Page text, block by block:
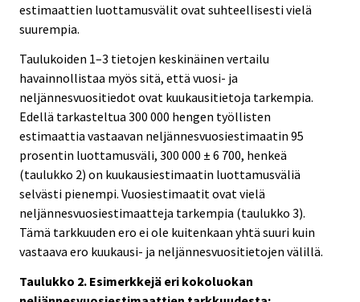
estimaattien luottamusvälit ovat suhteellisesti vielä
suurempia.
Taulukoiden 1–3 tietojen keskinäinen vertailu
havainnollistaa myös sitä, että vuosi- ja
neljännesvuositiedot ovat kuukausitietoja tarkempia.
Edellä tarkasteltua 300 000 hengen työllisten
estimaattia vastaavan neljännesvuosiestimaatin 95
prosentin luottamusväli, 300 000 ± 6 700, henkeä
(taulukko 2) on kuukausiestimaatin luottamusväliä
selvästi pienempi. Vuosiestimaatit ovat vielä
neljännesvuosiestimaatteja tarkempia (taulukko 3).
Tämä tarkkuuden ero ei ole kuitenkaan yhtä suuri kuin
vastaava ero kuukausi- ja neljännesvuositietojen välillä.
Taulukko 2. Esimerkkejä eri kokoluokan